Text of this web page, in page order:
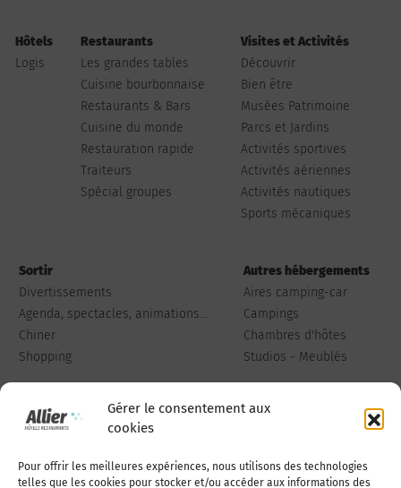
Gérer le consentement aux
cookies
Pour offrir les meilleures expériences, nous utilisons des technologies
telles que les cookies pour stocker et/ou accéder aux informations des
Hôtels
Logis
Restaurants
Les grandes tables
Cuisine bourbonnaise
Restaurants & Bars
Cuisine du monde
Restauration rapide
Traiteurs
Spécial groupes
Visites et Activités
Découvrir
Bien être
Musées Patrimoine
Parcs et Jardins
Activités sportives
Activités aériennes
Activités nautiques
Sports mécaniques
Sortir
Divertissements
Agenda, spectacles, animations...
Chiner
Shopping
Autres hébergements
Aires camping-car
Campings
Chambres d'hôtes
Studios - Meublés
Qui sommes-nous Publiez votre annonce